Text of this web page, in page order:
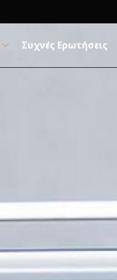
Συχνές Ερωτήσεις